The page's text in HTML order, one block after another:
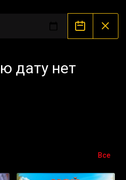
дату нет
Все